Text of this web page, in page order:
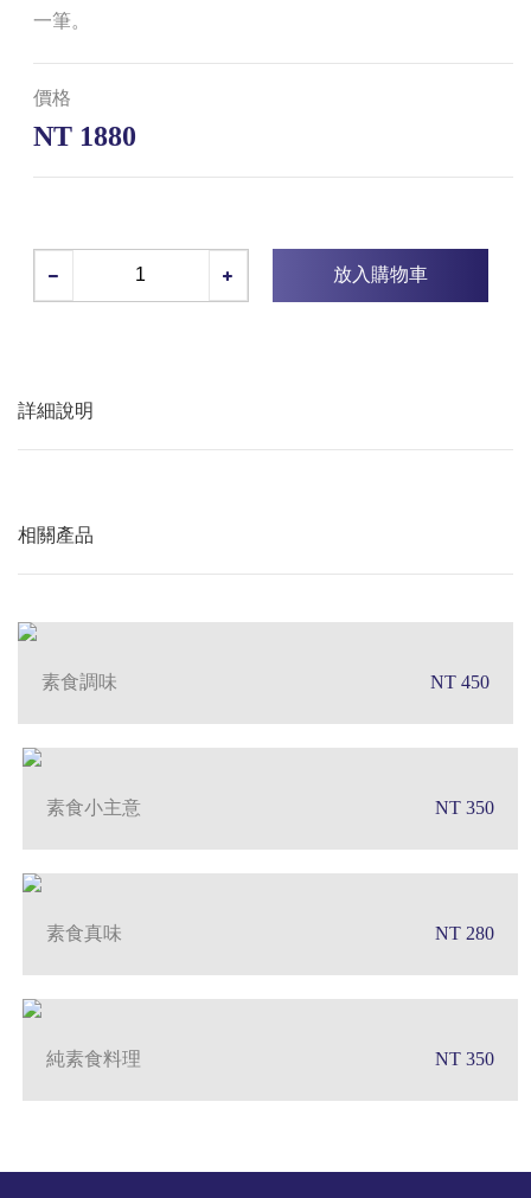
一筆。
價格
NT 1880
放入購物車
詳細說明
相關產品
素食調味 NT 450
素食小主意 NT 350
素食真味 NT 280
純素食料理 NT 350